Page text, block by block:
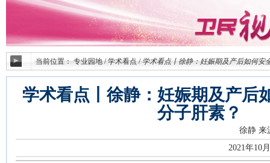
当前位置：专业园地 / 学术看点 / 学术看点丨徐静：妊娠期及产后如何安
学术看点丨徐静：妊娠期及产后
分子肝素？
徐静 来
2021年10